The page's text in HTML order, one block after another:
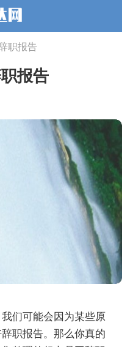
职报告
报告
们可能会因为某些原
职报告。那么你真的